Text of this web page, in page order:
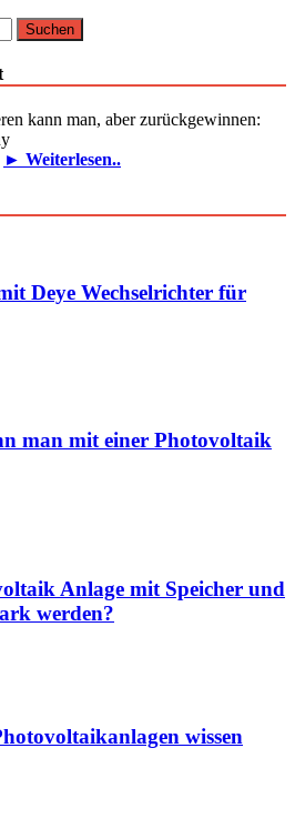
kann man, aber zurückgewinnen:
► Weiterlesen..
Deye Wechselrichter für
man mit einer Photovoltaik
Anlage mit Speicher und
werden?
wissen